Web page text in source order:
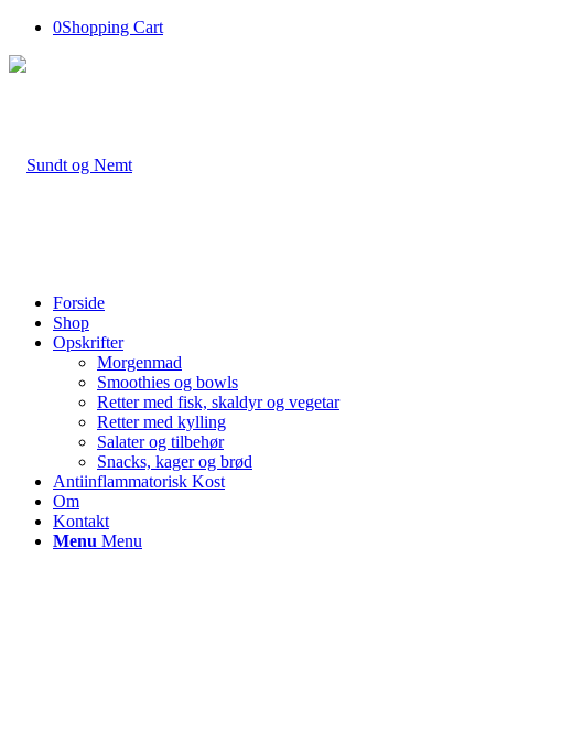
0Shopping Cart
Forside
Shop
Opskrifter
Morgenmad
Smoothies og bowls
Retter med fisk, skaldyr og vegetar
Retter med kylling
Salater og tilbehør
Snacks, kager og brød
Antiinflammatorisk Kost
Om
Kontakt
Menu Menu